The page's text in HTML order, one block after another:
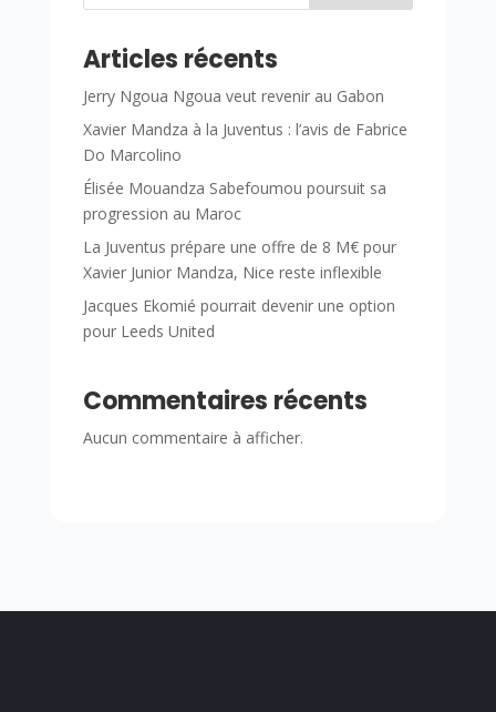
Articles récents
Jerry Ngoua Ngoua veut revenir au Gabon
Xavier Mandza à la Juventus : l’avis de Fabrice
Do Marcolino
Élisée Mouandza Sabefoumou poursuit sa
progression au Maroc
La Juventus prépare une offre de 8 M€ pour
Xavier Junior Mandza, Nice reste inflexible
Jacques Ekomié pourrait devenir une option
pour Leeds United
Commentaires récents
Aucun commentaire à afficher.